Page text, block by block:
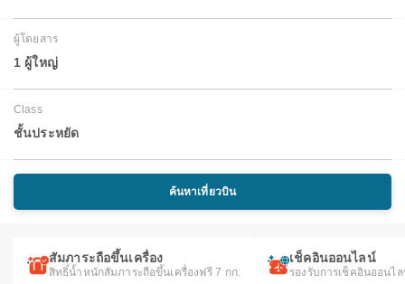
ผู้โดยสาร
1 ผู้ใหญ่
Class
ชั้นประหยัด
ค้นหาเที่ยวบิน
สัมภาระถือขึ้นเครื่อง
สิทธิ์น้ำหนักสัมภาระถือขึ้นเครื่องฟรี 7 กก.
เช็คอินออนไลน์
รองรับการเช็คอินออนไ